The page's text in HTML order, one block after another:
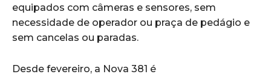
equipados com câmeras e sensores, sem
necessidade de operador ou praça de pedágio e
sem cancelas ou paradas.
Desde fevereiro, a Nova 381 é